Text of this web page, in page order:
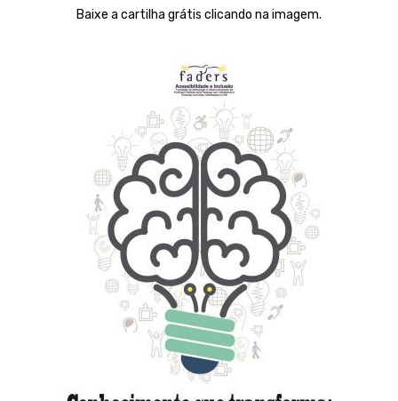
Baixe a cartilha grátis clicando na imagem.